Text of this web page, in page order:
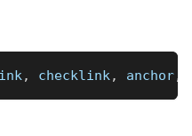
, checklink, anchor,